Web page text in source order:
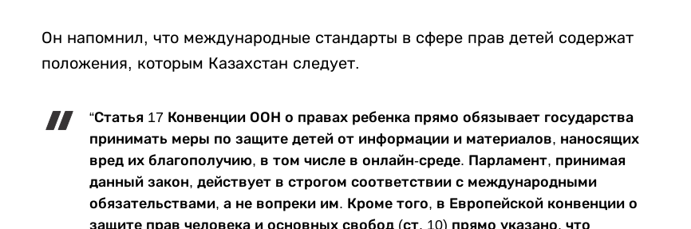
Он напомнил, что международные стандарты в сфере прав детей содержат
положения, которым Казахстан следует.
“Статья 17 Конвенции ООН о правах ребенка прямо обязывает государства
принимать меры по защите детей от информации и материалов, наносящих
вред их благополучию, в том числе в онлайн-среде. Парламент, принимая
данный закон, действует в строгом соответствии с международными
обязательствами, а не вопреки им. Кроме того, в Европейской конвенции о
защите прав человека и основных свобод (ст. 10) прямо указано, что